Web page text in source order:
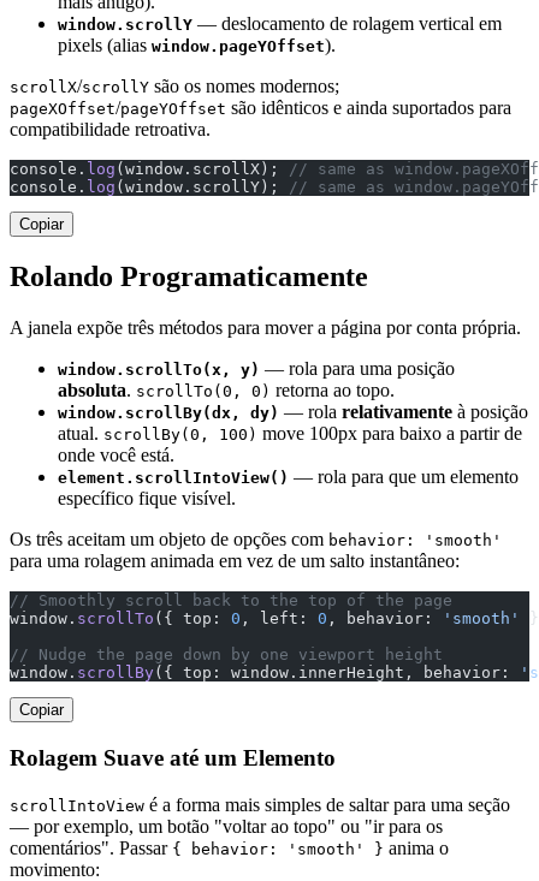
window.scrollY — deslocamento de rolagem vertical em
pixels (alias window.pageYOffset).
scrollX/scrollY são os nomes modernos;
pageXOffset/pageYOffset são idênticos e ainda suportados para
compatibilidade retroativa.
console. log (window.scrollX);
// same as
console. log (window.scrollY); // same as
Copiar
Rolando Programaticamente
A janela expõe três métodos para mover a página por conta própria.
window.scrollTo(x, y) — rola para uma posição
absoluta. scrollTo(0, 0) retorna ao topo.
window.scrollBy(dx, dy) — rola relativamente à posição
atual. scrollBy(0, 100) move 100px para baixo a partir de
onde você está.
element.scrollIntoView() — rola para que um elemento
específico fique visível.
Os três aceitam um objeto de opções com behavior: 'smooth'
para uma rolagem animada em vez de um salto instantâneo:
// Smoothly scroll back to the top of the page
window. scrollTo ({ top: 0 , left: 0 , behavior: 'smooth'
// Nudge the page down by one viewport height
window. scrollBy({ top: window.innerHeight, behavior:
Copiar
Rolagem Suave até um Elemento
scrollIntoView é a forma mais simples de saltar para uma seção
— por exemplo, um botão "voltar ao topo" ou "ir para os
comentários". Passar { behavior: 'smooth' } anima o
movimento: